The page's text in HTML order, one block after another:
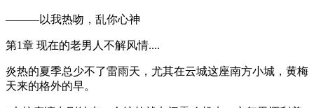
———以我热吻，乱你心神
第1章 现在的老男人不解风情....
炎热的夏季总少不了雷雨天，尤其在云城这座南方小城，黄梅
天来的格外的早。